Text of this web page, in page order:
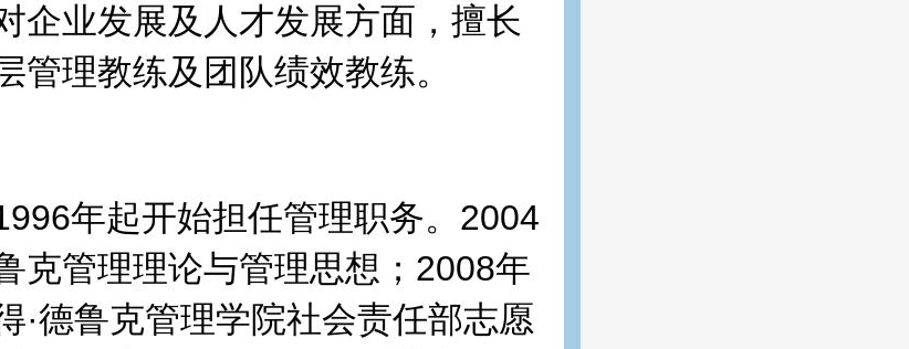
企业发展及人才发展方面，擅长
管理教练及团队绩效教练。
年起开始担任管理职务。2004
克管理理论与管理思想；2008年
·德鲁克管理学院社会责任部志愿